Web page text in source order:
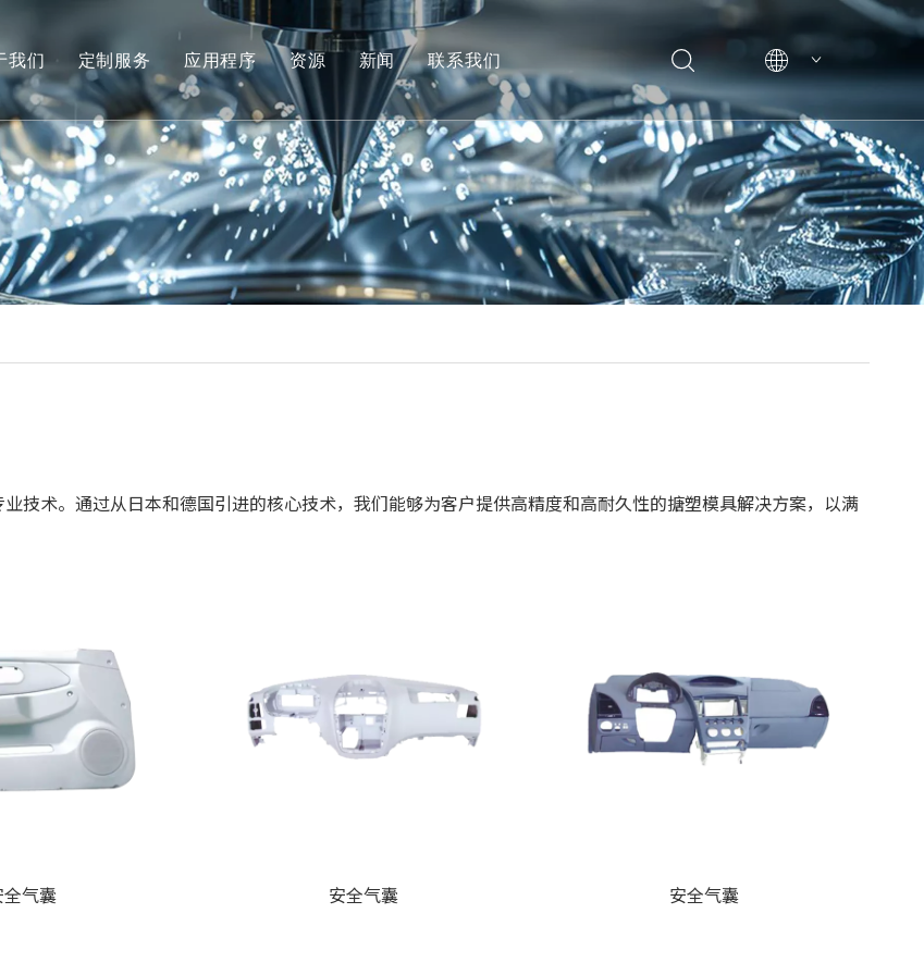
我们
公司资料
工厂设备
支持服务
荣誉证书
定制服务
注射模具
SMC模具
反应注射成型
搪塑模具
应用程序 资源
常问问题
视频
新闻 联系我们
English
简体中文
技术。通过从日本和德国引进的核心技术，我们能够为客户提供高精度和高耐久性的搪塑模具解决方案，以满
全气囊 安全气囊 安全气囊